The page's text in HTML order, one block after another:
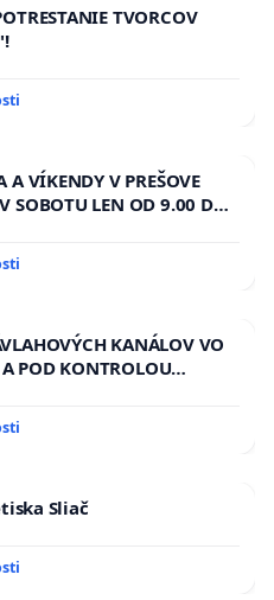
TVORCOV
A VÍKENDY V PREŠOVE
SOBOTU LEN OD 9.00 DO
TÝŽDEŇ CIEĽ 8.00 – 18.00
STAVBY C-AREA NA
KANÁLOV VO
POD KONTROLOU
žiadosť na riešenie
a odvodňovacích
Sliač